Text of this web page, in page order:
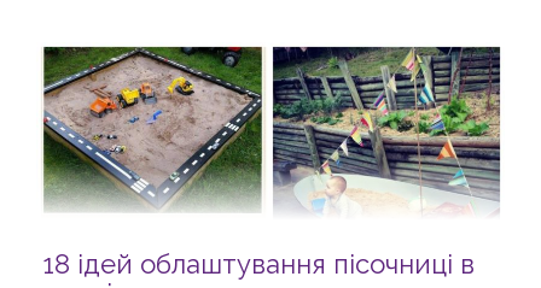
18 ідей облаштування пісочниці в